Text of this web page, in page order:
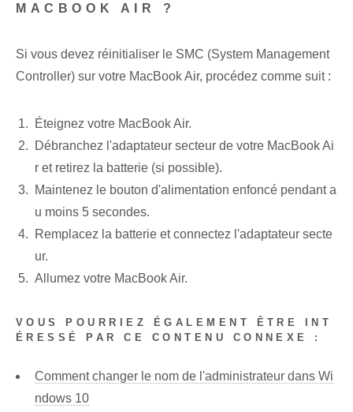
MACBOOK AIR ?
Si vous devez réinitialiser le SMC (System Management
Controller) sur votre MacBook Air, procédez comme suit :
Éteignez votre MacBook Air.
Débranchez l'adaptateur secteur de votre MacBook Ai
r et retirez la batterie (si possible).
Maintenez le bouton d'alimentation enfoncé pendant a
u moins 5 secondes.
Remplacez la batterie et connectez l'adaptateur secte
ur.
Allumez votre MacBook Air.
VOUS POURRIEZ ÉGALEMENT ÊTRE INT
ÉRESSÉ PAR CE CONTENU CONNEXE :
Comment changer le nom de l'administrateur dans Wi
ndows 10